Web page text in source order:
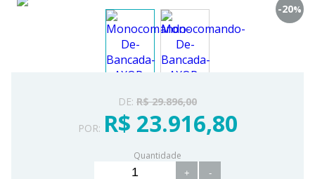
-20%
DE: R$ 29.896,00
POR: R$ 23.916,80
Quantidade
+ -